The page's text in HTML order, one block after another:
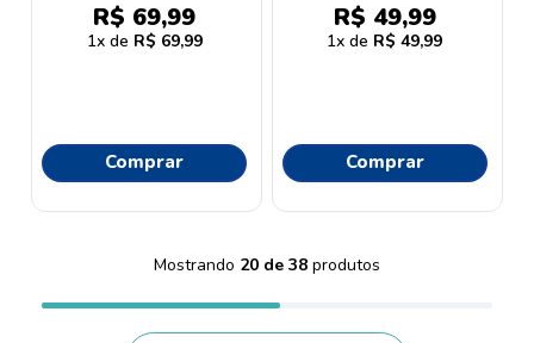
R$ 69,99
1 R$ 69,99
Comprar
R$ 49,99
1 R$ 49,99
Comprar
Mostrando 20 de 38